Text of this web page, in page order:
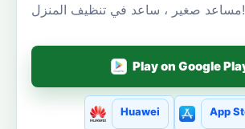
مساعد صغير ، ساعد في تنظيف المنزل!
Play on Google
Huawei App